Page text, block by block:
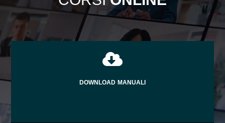

DOWNLOAD MANUALI